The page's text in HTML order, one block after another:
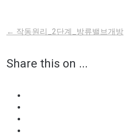
← 작동원리_2단계_방류밸브개방
Share this on ...